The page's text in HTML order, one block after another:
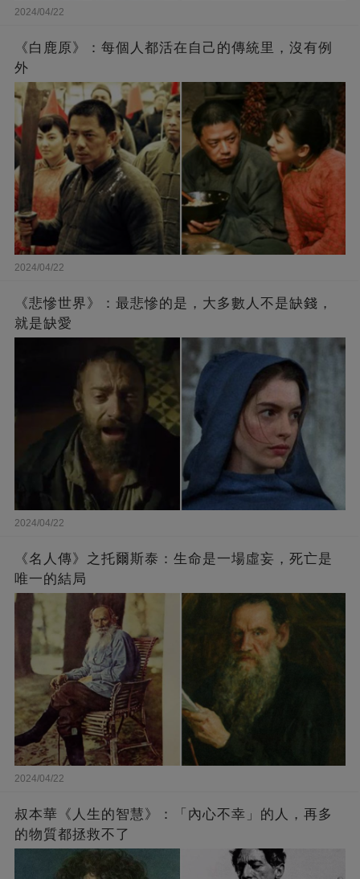
2024/04/22
《白鹿原》：每個人都活在自己的傳統里，沒有例
外
2024/04/22
《悲慘世界》：最悲慘的是，大多數人不是缺錢，
就是缺愛
2024/04/22
《名人傳》之托爾斯泰：生命是一場虛妄，死亡是
唯一的結局
2024/04/22
叔本華《人生的智慧》：「內心不幸」的人，再多
的物質都拯救不了